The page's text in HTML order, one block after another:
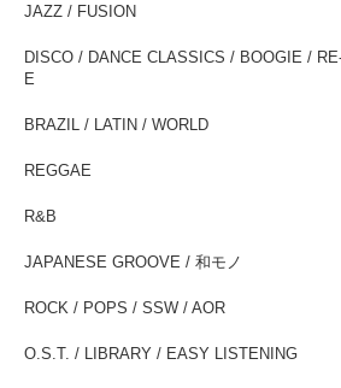
JAZZ / FUSION
DISCO / DANCE CLASSICS / BOOGIE /
E
BRAZIL / LATIN / WORLD
REGGAE
R&B
JAPANESE GROOVE / 和モノ
ROCK / POPS / SSW / AOR
O.S.T. / LIBRARY / EASY LISTENING